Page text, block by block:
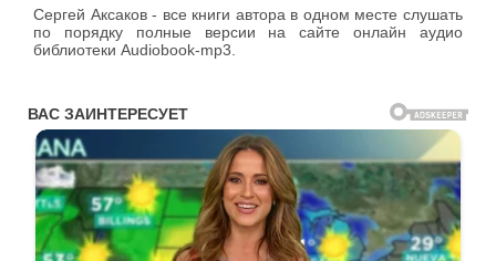
Сергей Аксаков - все книги автора в одном месте слушать
по порядку полные версии на сайте онлайн аудио
библиотеки Audiobook-mp3.